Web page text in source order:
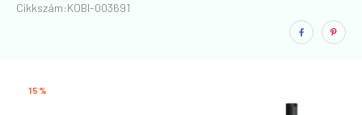
Cikkszám:KOBI-003691
15